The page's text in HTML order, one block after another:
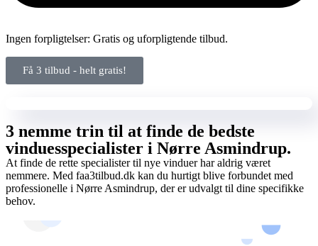
Ingen forpligtelser: Gratis og uforpligtende tilbud.
Få 3 tilbud - helt gratis!
3 nemme trin til at finde de bedste
vinduesspecialister i Nørre Asmindrup.
At finde de rette specialister til nye vinduer har aldrig været
nemmere. Med faa3tilbud.dk kan du hurtigt blive forbundet med
professionelle i Nørre Asmindrup, der er udvalgt til dine specifikke
behov.